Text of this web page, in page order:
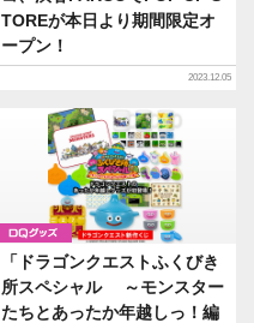
TOREが本日より期間限定オ
ープン！
2023.12.05
グッズ
「ドラゴンクエストふくびき
所スペシャル ～モンスター
たちとあったか年越しっ！編